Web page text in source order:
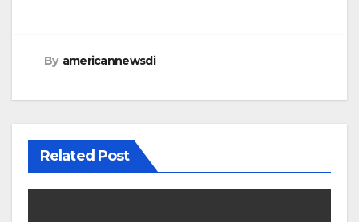
By americannewsdi
Related Post